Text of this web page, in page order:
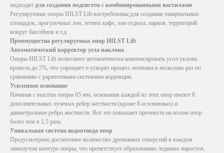
подходят для создания подсистем с комбинированными настилами
Регулируемые опоры HILST Lift востребованы;для создания танцевальных
площадок, прогулочных зон, летних кафе, зон отдыха, парков, территорий
вокруг бассейнов и т.д
Преимущества регулируемых опор HILST Lift
Автоматический корректор угла наклона
Опоры HILST Lift позволяют автоматически компенсировать угол уклона
кровель до 5%, что упрощает и ускорят процесс монтажа в несколько раз по
сравнению с раритетными системами коррекции.
Усиленное основание
Начиная с высоты опоры 65 мм, основания каждой из этих опор имеют 8
дополнительных лучевых ребер жесткости (кроме 8-и основных) и
диаметральное ребро жесткости. Всё это повышает прочность на излом опор
более чем в 1,5 раза.
Уникальная система водоотвода опор
Предусмотрено достаточное количество дренажных отверстий в каждом
замкнутом контуре опоры, что препятствует образованию ледяных наростов,